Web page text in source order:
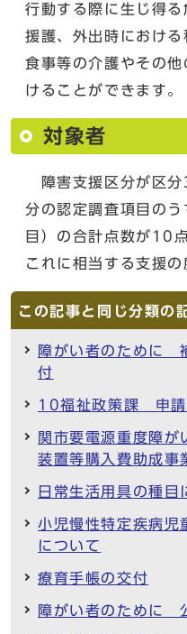
行動する際に生じ得
援護、外出時におけ
食事等の介護やその
けることができます。
対象者
障害支援区分が区分
分の認定調査項目の
目）の合計点数が10
これに相当する支援
この記事と同じ分類の
障がい者のために
付
10福祉政策課 申請
関市要電源重度障が
装置等購入費助成事
日常生活用具の種目
小児慢性特定疾病児
について
療育手帳の交付
障がい者のために